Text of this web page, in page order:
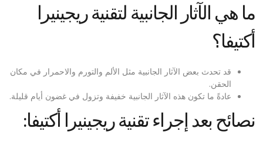
ما هي الآثار الجانبية لتقنية ريجينيرا
أكتيفا؟
قد تحدث بعض الآثار الجانبية مثل الألم والتورم والاحمرار في مكان
الحقن.
عادةً ما تكون هذه الآثار الجانبية خفيفة وتزول في غضون أيام قليلة.
نصائح بعد إجراء تقنية ريجينيرا أكتيفا: